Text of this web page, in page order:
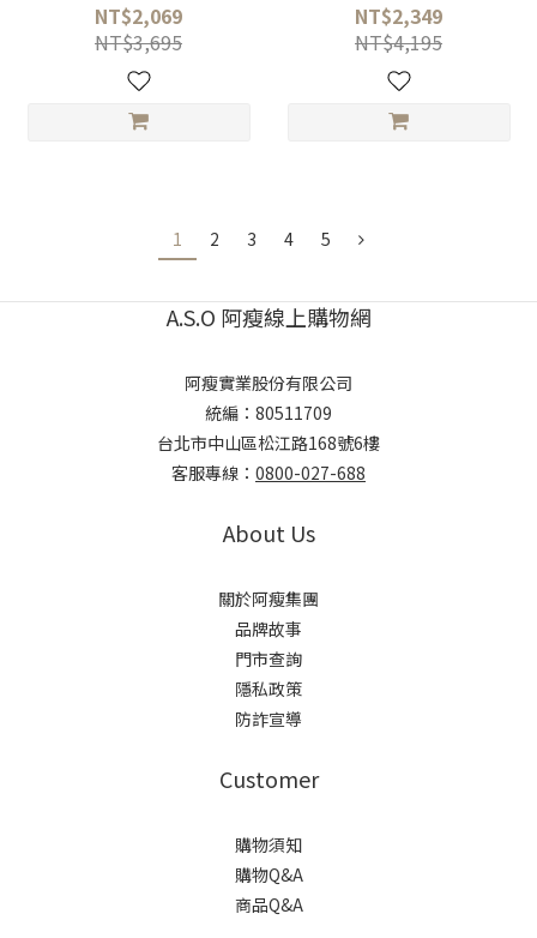
NT$2,069
NT$3,695
NT$2,349
NT$4,195
1 2 3 4 5
A.S.O 阿瘦線上購物網
阿瘦實業股份有限公司
統編：80511709
台北市中山區松江路168號6樓
客服專線： 0800-027-688
About Us
關於阿瘦集團
品牌故事
門市查詢
隱私政策
防詐宣導
Customer
購物須知
購物Q&A
商品Q&A